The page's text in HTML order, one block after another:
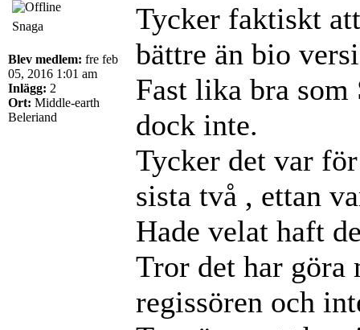
Snaga
Blev medlem: fre feb
05, 2016 1:01 am
Inlägg: 2
Ort: Middle-earth
Beleriand
Tycker faktiskt
bättre än bio
Fast lika bra
dock inte.
Tycker det var
sista två , ettan
Hade velat haft
Tror det har göra
regissören och